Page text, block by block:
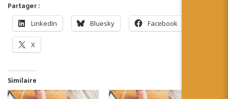
Partager :
LinkedIn Bluesky Facebook
X
Similaire